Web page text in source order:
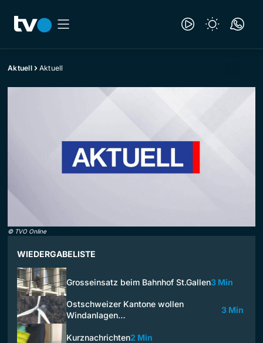
Aktuell Aktuell
© TVO Online
WIEDERGABELISTE
Grosseinsatz beim Bahnhof St.Gallen3 Min
Ostschweizer Kantone wollen
Windanlagen…
3 Min
Kurznachrichten2 Min